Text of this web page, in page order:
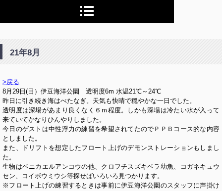
21年8月
>戻る
8月29日(日）伊豆海洋公園 透明度6m 水温21℃～24℃
昨日に引き続き海はべたなぎ。天気も快晴で穏やかな一日でした。
透明度は深場があまり良くなく６ｍ程度。しかも深場は冷たい水が入って
来ていてかなりひんやりしました。
今日のゲストは中性浮力の練習を希望されてたのでＰＰＢコース的な内容
としました。
また、ドリフトを想定したフロート上げのデモンストレーションもしまし
た。
生物はベニカエルアンコウの他、クロフチスズキベラ幼魚、コガネキュウ
セン、コイボウミウシ等探せばいろいろ見つかります。
※フロート上げの練習するときは事前に伊豆海洋公園のスタッフに声掛け